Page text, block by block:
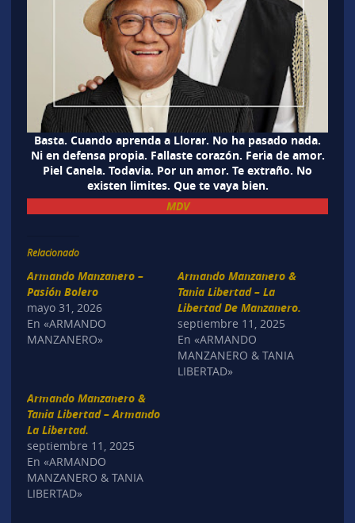
Basta. Cuando aprenda a Llorar. No ha pasado nada.
Ni en defensa propia. Fallaste corazón. Feria de amor.
Piel Canela. Todavia. Por un amor. Te extraño. No
existen limites. Que te vaya bien.
MDV
Relacionado
Armando Manzanero –
Pasión Bolero
mayo 31, 2026
En «ARMANDO
MANZANERO»
Armando Manzanero &
Tania Libertad – La
Libertad De Manzanero.
septiembre 11, 2025
En «ARMANDO
MANZANERO & TANIA
LIBERTAD»
Armando Manzanero &
Tania Libertad – Armando
La Libertad.
septiembre 11, 2025
En «ARMANDO
MANZANERO & TANIA
LIBERTAD»